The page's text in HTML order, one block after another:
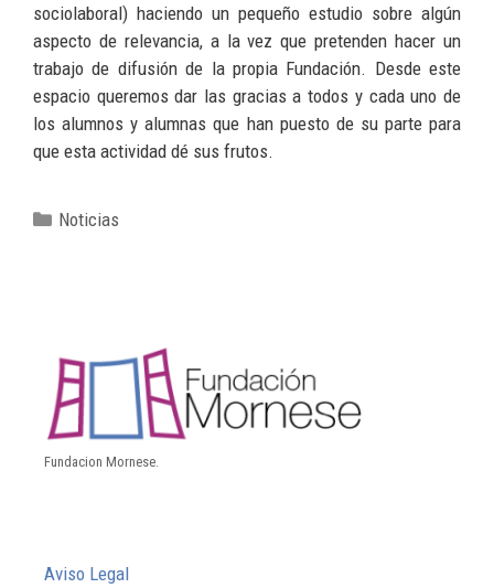
sociolaboral) haciendo un pequeño estudio sobre algún
aspecto de relevancia, a la vez que pretenden hacer un
trabajo de difusión de la propia Fundación. Desde este
espacio queremos dar las gracias a todos y cada uno de
los alumnos y alumnas que han puesto de su parte para
que esta actividad dé sus frutos.
Noticias
Fundacion Mornese.
Aviso Legal